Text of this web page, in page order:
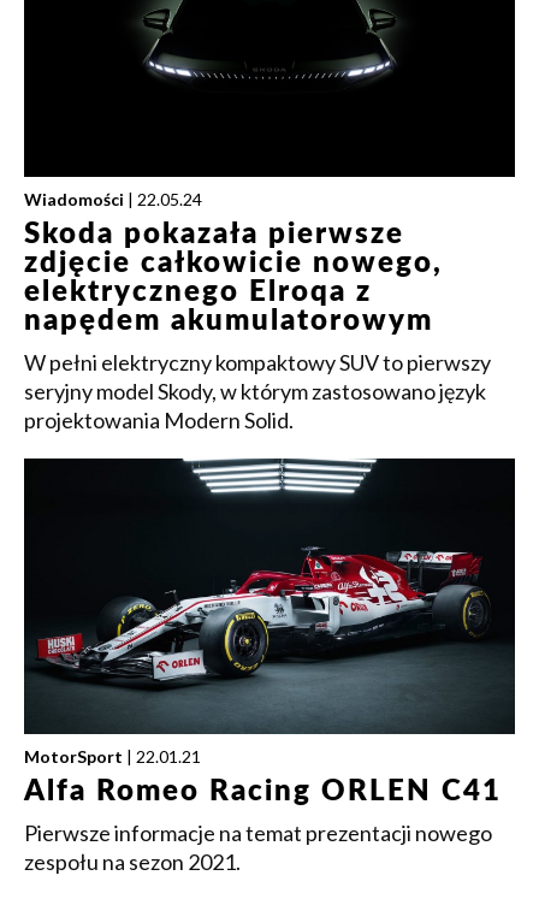
Wiadomości | 22.05.24
Skoda pokazała pierwsze
zdjęcie całkowicie nowego,
elektrycznego Elroqa z
napędem akumulatorowym
W pełni elektryczny kompaktowy SUV to pierwszy
seryjny model Skody, w którym zastosowano język
projektowania Modern Solid.
MotorSport | 22.01.21
Alfa Romeo Racing ORLEN C41
Pierwsze informacje na temat prezentacji nowego
zespołu na sezon 2021.